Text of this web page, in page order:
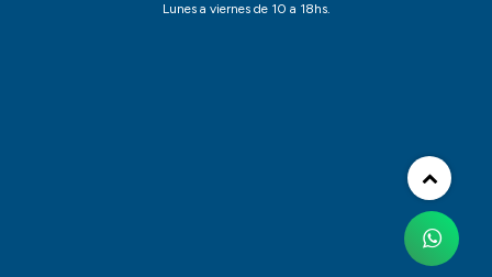
Lunes a viernes de 10 a 18hs.